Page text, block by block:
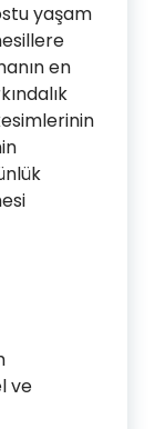
yaşam
en
ve